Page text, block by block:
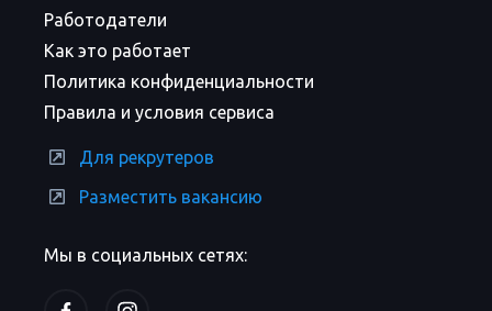
Мы в социальных сетях:
Работодатели
Как это работает
Политика конфиденциальности
Правила и условия сервиса
Для рекрутеров
Разместить вакансию